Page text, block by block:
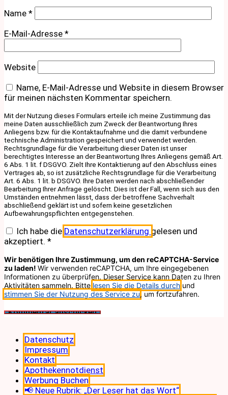
Name *
E-Mail-Adresse *
Website
Name, E-Mail-Adresse und Website in diesem Browser
für meinen nächsten Kommentar speichern.
Mit der Nutzung dieses Formulars erteile ich meine Zustimmung das
meine Daten ausschließlich zum Zweck der Beantwortung Ihres
Anliegens bzw. für die Kontaktaufnahme und die damit verbundene
technische Administration gespeichert und verwendet werden.
Rechtsgrundlage für die Verarbeitung dieser Daten ist unser
berechtigtes Interesse an der Beantwortung Ihres Anliegens gemäß Art.
6 Abs. 1 lit. f DSGVO. Zielt Ihre Kontaktierung auf den Abschluss eines
Vertrages ab, so ist zusätzliche Rechtsgrundlage für die Verarbeitung
Art. 6 Abs. 1 lit. b DSGVO. Ihre Daten werden nach abschließender
Bearbeitung Ihrer Anfrage gelöscht. Dies ist der Fall, wenn sich aus den
Umständen entnehmen lässt, dass der betroffene Sachverhalt
abschließend geklärt ist und sofern keine gesetzlichen
Aufbewahrungspflichten entgegenstehen.
Ich habe die Datenschutzerklärung gelesen und
akzeptiert. *
Wir benötigen Ihre Zustimmung, um den reCAPTCHA-Service
zu laden! Wir verwenden reCAPTCHA, um Ihre eingegebenen
Informationen zu überprüfen. Dieser Service kann Daten zu Ihren
Aktivitäten sammeln. Bitte lesen Sie die Details durch und
stimmen Sie der Nutzung des Service zu, um fortzufahren.
Datenschutz
Impressum
Kontakt
Apothekennotdienst
Werbung Buchen
📢 Neue Rubrik: „Der Leser hat das Wort“